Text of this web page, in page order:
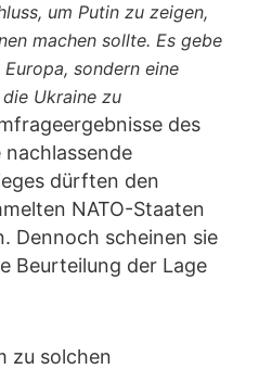
um Putin zu zeigen,
machen sollte. Es gebe
sondern eine
Ukraine zu
des
dürften den
NATO-Staaten
Dennoch scheinen sie
Beurteilung der Lage
zu solchen